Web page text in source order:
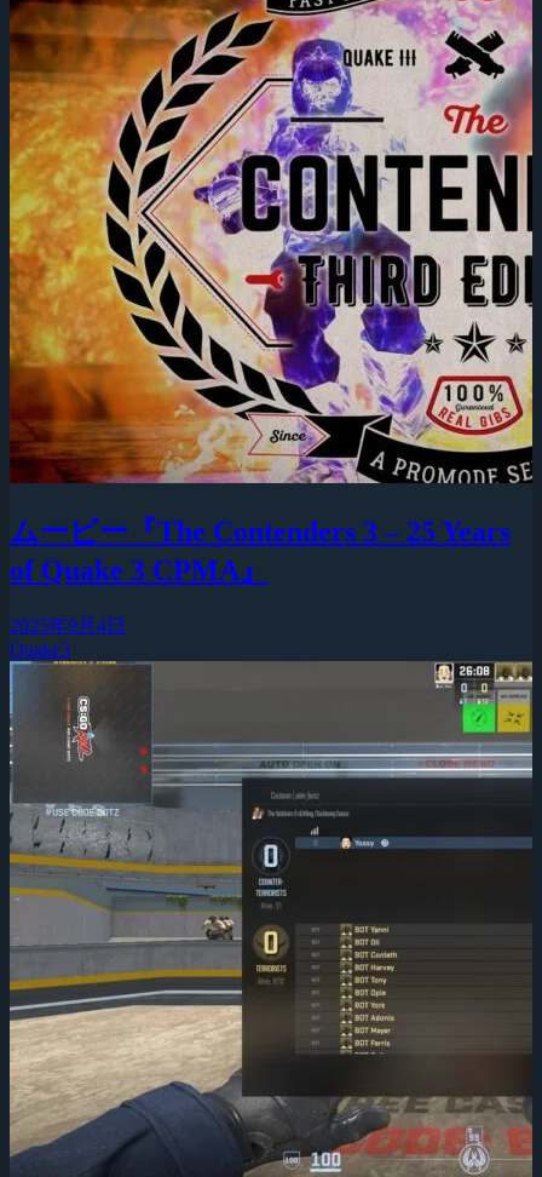
ムービー『The Contenders 3 – 25 Years
of Quake 3 CPMA』
2025年9月4日
Quake3